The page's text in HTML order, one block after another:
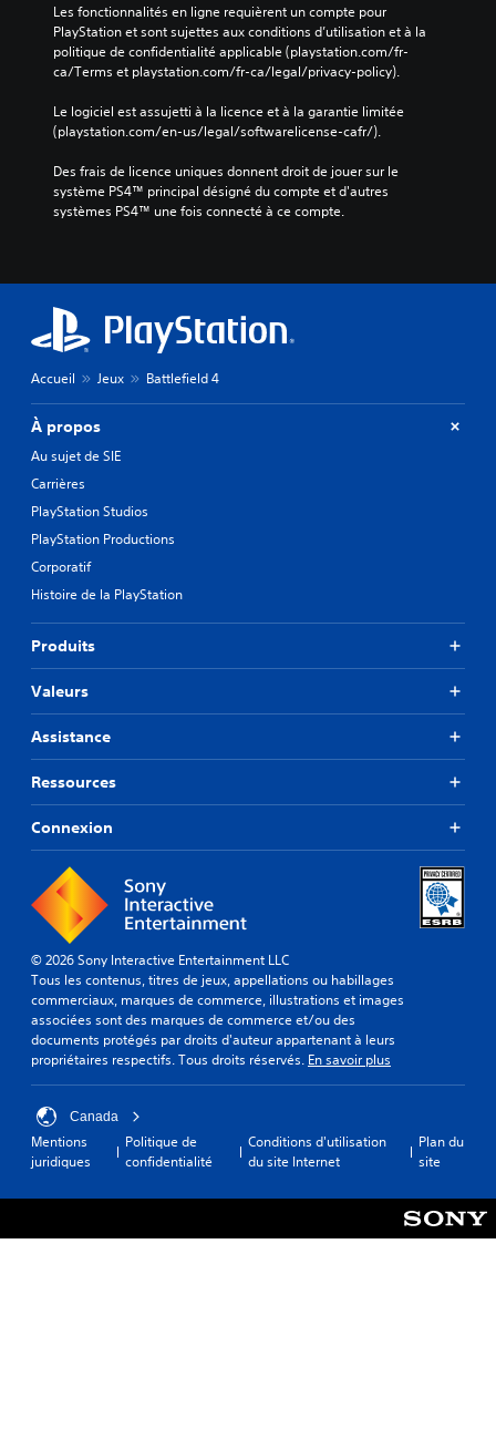
Les fonctionnalités en ligne requièrent un compte pour
PlayStation et sont sujettes aux conditions d’utilisation et à la
politique de confidentialité applicable (playstation.com/fr-
ca/Terms et playstation.com/fr-ca/legal/privacy-policy).
Le logiciel est assujetti à la licence et à la garantie limitée
(playstation.com/en-us/legal/softwarelicense-cafr/).
Des frais de licence uniques donnent droit de jouer sur le
système PS4™ principal désigné du compte et d'autres
systèmes PS4™ une fois connecté à ce compte.
Accueil Jeux Battlefield 4
À propos
Au sujet de SIE
Carrières
PlayStation Studios
PlayStation Productions
Corporatif
Histoire de la PlayStation
Produits
Valeurs
Assistance
Ressources
Connexion
© 2026 Sony Interactive Entertainment LLC
Tous les contenus, titres de jeux, appellations ou habillages
commerciaux, marques de commerce, illustrations et images
associées sont des marques de commerce et/ou des
documents protégés par droits d'auteur appartenant à leurs
propriétaires respectifs. Tous droits réservés. En savoir plus
Canada
Mentions
juridiques
Politique de
confidentialité
Conditions d'utilisation
du site Internet
Plan du
site